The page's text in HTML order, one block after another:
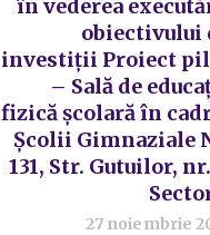
în vederea
obiectivului
investiții Proiect
– Sală de
fizică școlară în
Școlii Gimnaziale
131, Str. Gutuilor,
27 noiembrie